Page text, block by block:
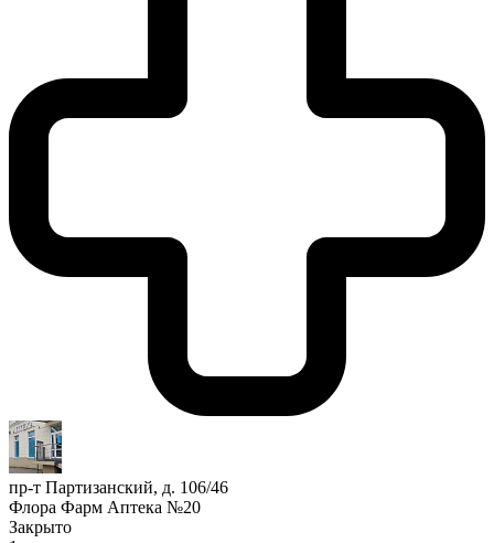
пр-т Партизанский, д. 106/46
Флора Фарм Аптека №20
Закрыто